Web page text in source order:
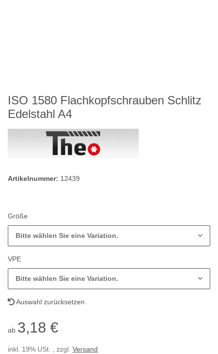
ISO 1580 Flachkopfschrauben Schlitz
Edelstahl A4
Artikelnummer: 12439
Größe
Bitte wählen Sie eine Variation.
VPE
Bitte wählen Sie eine Variation.
Auswahl zurücksetzen
ab 3,18 €
inkl. 19% USt. , zzgl. Versand